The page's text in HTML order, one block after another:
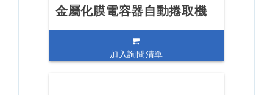
金屬化膜電容器自動捲取機
加入詢問清單